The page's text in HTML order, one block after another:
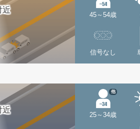
近
45～54歳
信号なし
近
25～34歳
他